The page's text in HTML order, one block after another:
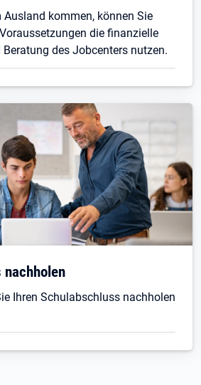
Ausland kommen, können Sie
die finanzielle
des Jobcenters nutzen.
Ihren Schulabschluss nachholen